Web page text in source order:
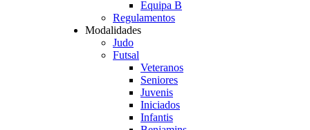
Equipa B
Regulamentos
Modalidades
Judo
Futsal
Veteranos
Seniores
Juvenis
Iniciados
Infantis